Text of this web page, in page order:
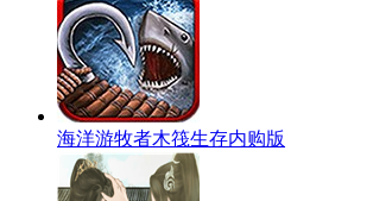
海洋游牧者木筏生存内购版